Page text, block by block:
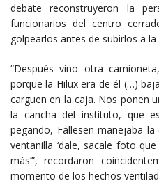
debate reconstruyeron la
funcionarios del centro
golpearlos antes de subirlos a
“Después vino otra
porque la Hilux era de él (…)
carguen en la caja. Nos ponen
la cancha del instituto, que
pegando, Fallesen manejaba
ventanilla ‘dale, sacale foto
más’”, recordaron
momento de los hechos